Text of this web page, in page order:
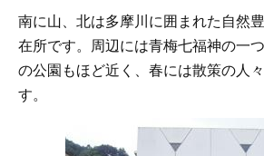
南に山、北は多摩川に囲まれた自然
在所です。周辺には青梅七福神の一
の公園もほど近く、春には散策の人
す。